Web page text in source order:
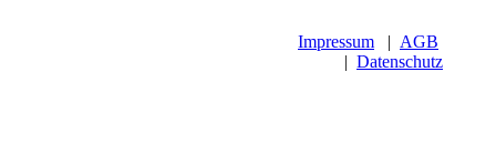
Impressum | AGB
| Datenschutz